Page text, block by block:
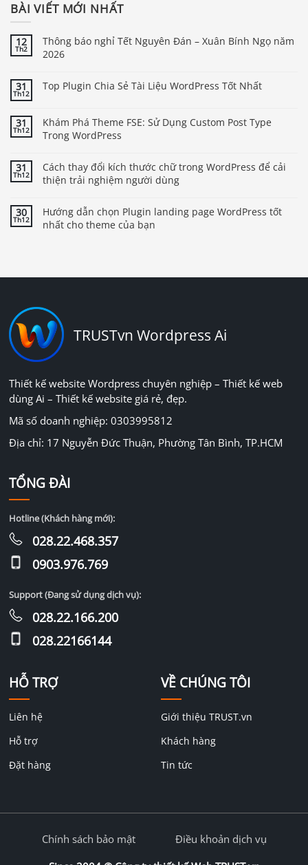
BÀI VIẾT MỚI NHẤT
12
Th2
Thông báo nghỉ Tết Nguyên Đán – Xuân Bính Ngọ năm
2026
31
Th12
Top Plugin Chia Sẻ Tài Liệu WordPress Tốt Nhất
31
Th12
Khám Phá Theme FSE: Sử Dụng Custom Post Type
Trong WordPress
31
Th12
Cách thay đổi kích thước chữ trong WordPress để cải
thiện trải nghiệm người dùng
30
Th12
Hướng dẫn chọn Plugin landing page WordPress tốt
nhất cho theme của bạn
TRUSTvn Wordpress Ai
Thiết kế website Wordpress chuyên nghiệp – Thiết kế web
dùng Ai – Thiết kế website giá rẻ, đẹp.
Mã số doanh nghiệp: 0303995812
Địa chỉ: 17 Nguyễn Đức Thuận, Phường Tân Bình, TP.HCM
HỖ TRỢ
Liên hệ
Hỗ trợ
Đặt hàng
VỀ CHÚNG TÔI
Giới thiệu TRUST.vn
Khách hàng
Tin tức
TỔNG ĐÀI
Hotline (Khách hàng mới):
028.22.468.357
0903.976.769
Support (Đang sử dụng dịch vụ):
028.22.166.200
028.22166144
Chính sách bảo mật Điều khoản dịch vụ